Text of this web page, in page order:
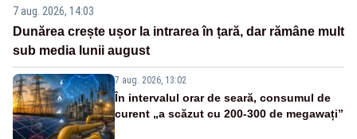
7 aug. 2026, 14:03
Dunărea crește ușor la intrarea în țară, dar rămâne mult
sub media lunii august
7 aug. 2026, 13:02
În intervalul orar de seară, consumul de
curent „a scăzut cu 200-300 de megawați”